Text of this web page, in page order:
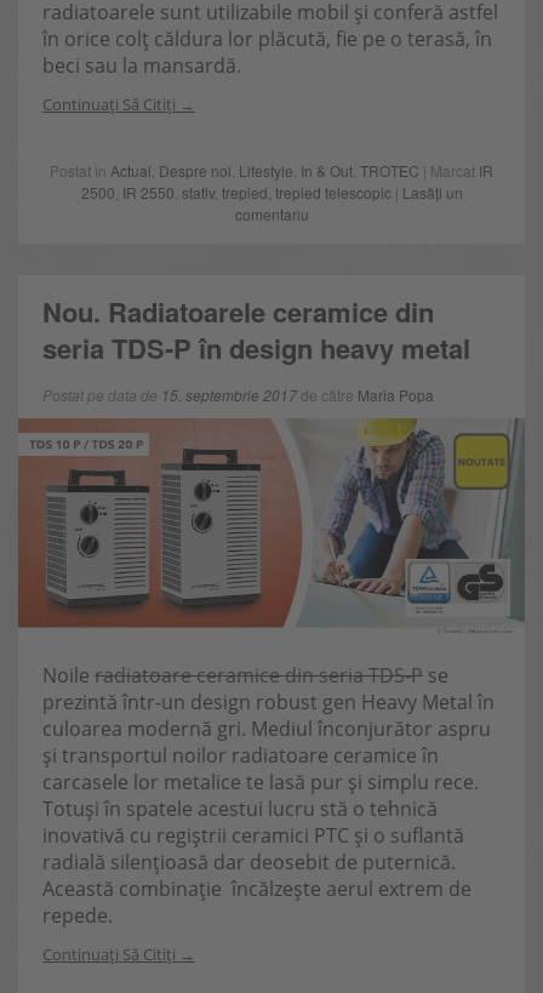
radiatoarele sunt utilizabile mobil și conferă astfel
în orice colț căldura lor plăcută, fie pe o terasă, în
beci sau la mansardă.
Continuați Să Citiți
Postat în Actual Despre noi Lifestyle In & Out TROTEC | Marcat IR
2500 IR 2550 stativ, trepied trepied telescopic| Lasăți un
comentariu
Nou. Radiatoarele ceramice din
seria TDS-P în design heavy metal
Postat pe data de 15. septembrie 2017de către Maria Popa
Noile radiatoare ceramice din seria TDS-P se
prezintă într-un design robust gen Heavy Metal în
culoarea modernă gri. Mediul înconjurător aspru
și transportul noilor radiatoare ceramice în
carcasele lor metalice te lasă pur și simplu rece.
Totuși în spatele acestui lucru stă o tehnică
inovativă cu regiștrii ceramici PTC și o suflantă
radială silențioasă dar deosebit de puternică.
Această combinație încălzește aerul extrem de
repede.
Continuați Să Citiți